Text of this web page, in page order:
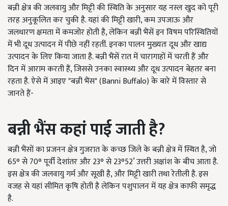
बन्नी क्षेत्र की जलवायु और मिट्टी की स्थिति के अनुसार यह नस्ल खुद को पूरी
तरह अनुकूलित कर चुकी है. यहां की मिट्टी खारी, कम उपजाऊ और
जलधारण क्षमता में कमजोर होती है, लेकिन बन्नी भैंसें इन विषम परिस्थितियों
में भी दूध उत्पादन में पीछे नहीं रहतीं. इनका पालन मुख्यतः दूध और खाद्य
उत्पादन के लिए किया जाता है. बन्नी भैंसें रात में चारागाहों में चरती हैं और
दिन में आराम करती हैं, जिससे उनका स्वास्थ्य और दूध उत्पादन बेहतर बना
रहता है. ऐसे में आइए "बन्नी भैंस" (Banni Buffalo) के बारे में विस्तार से
जानते हैं-
बन्नी भैंसकहांपाई जाती है?
बन्नी भैंसों का प्रजनन क्षेत्र गुजरात के कच्छ जिले के बन्नी क्षेत्र में स्थित है, जो
65° से 70° पूर्वी देशांतर और 23° से 23°52’ उत्तरी अक्षांश के बीच आता है.
इस क्षेत्र की जलवायु गर्म और सूखी है, और मिट्टी खारी तथा रेतीली है. इस
वजह से यहां सीमित कृषि होती है लेकिन पशुपालन में यह क्षेत्र काफी समृद्ध
है.